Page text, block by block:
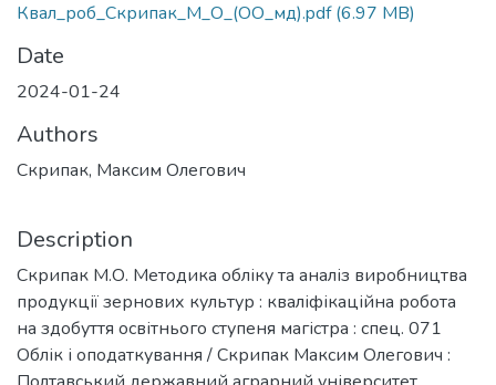
Квал_роб_Скрипак_М_О_(ОО_мд).pdf(6.97 MB)
Date
2024-01-24
Authors
Скрипак, Максим Олегович
Description
Скрипак М.О. Методика обліку та аналіз виробництва
продукції зернових культур : кваліфікаційна робота
на здобуття освітнього ступеня магістра : спец. 071
Облік і оподаткування / Скрипак Максим Олегович :